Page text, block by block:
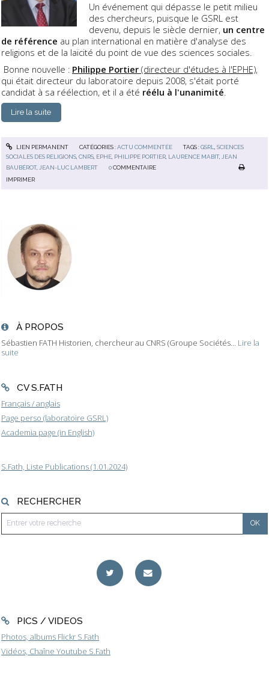
À PROPOS
Sébastien FATH Historien, chercheur au CNRS (Groupe Sociétés... Lire la
suite
CV S.FATH
Français / anglais
Page perso (laboratoire GSRL)
Academia page (in English)
S.Fath, Liste Publications (1.01.2024)
RECHERCHER
PICS / VIDEOS
Photos, albums Flickr S.Fath
Vidéos, Chaîne Youtube S.Fath
Un événement qui dépasse le petit milieu
des chercheurs, puisque le GSRL est
devenu, depuis le siècle dernier, un centre
de référence au plan international en matière d'analyse des
religions et de la laïcité du point de vue des sciences sociales.
Bonne nouvelle : Philippe Portier (directeur d'études à l'EPHE),
qui était directeur du laboratoire depuis 2008, s'était porté
candidat à sa réélection, et il a été réélu à l'unanimité
Lire la suite
LIEN PERMANENT CATÉGORIES :ACTU COMMENTÉE TAGS :GSRL ,SCIENCES
SOCIALES DES RELIGIONS ,CNRS EPHE PHILIPPE PORTIER LAURENCE MABIT, JEAN
BAUBÉROT, JEAN-LUC LAMBERT 0 COMMENTAIRE
IMPRIMER